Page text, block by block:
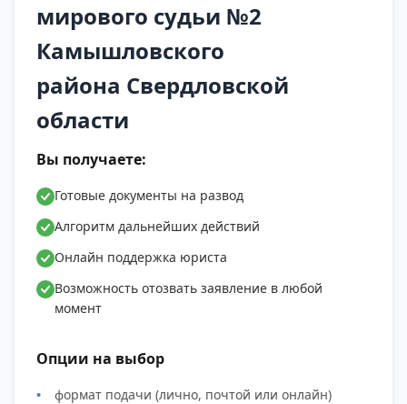
сад), «Самоцвет» (коллективный сад),
(коллективный сад), «Черемушки»
(коллективный сад), Кордон Моховой
полностью, пер. Добролюбова полностью,
Механизаторов полностью, пер. Тургенева
полностью, пер. Южный полностью, ул. 8
марта полностью, ул. 9 января полностью, ул.
Бажова полностью, ул. Белинского полностью,
ул. Боровая полностью, ул. Вокзальная
полностью, ул. Восточная полностью, ул.
Гагарина полностью, ул. Гайдара полностью,
Дзержинского полностью, ул.
мирового судьи №2
Камышловского
района Свердловской
области
Вы получаете:
Готовые документы на развод
Алгоритм дальнейших действий
Онлайн поддержка юриста
Возможность отозвать заявление в любой
момент
Опции на выбор
формат подачи (лично, почтой или онлайн)